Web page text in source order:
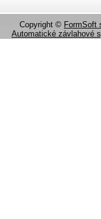
Copyright © FormSoft
Automatické závlahové